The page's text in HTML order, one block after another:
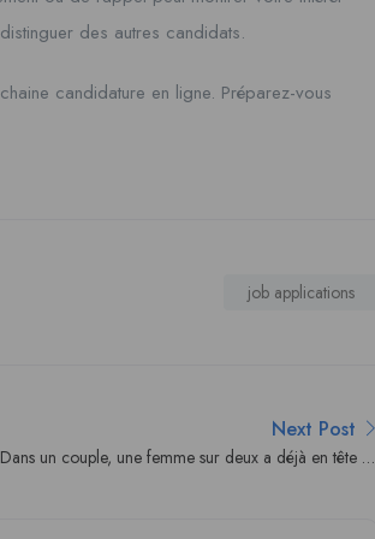
des autres candidats.
candidature en ligne. Préparez-vous
job applications
Next Post
Dans un couple, une femme sur deux a déjà en tête un